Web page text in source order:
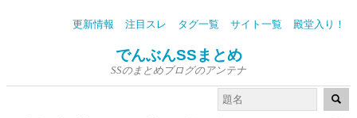
更新情報 注目スレ タグ一覧 サイト一覧 殿堂入り！
でんぶんSSまとめ
SSのまとめブログのアンテナ